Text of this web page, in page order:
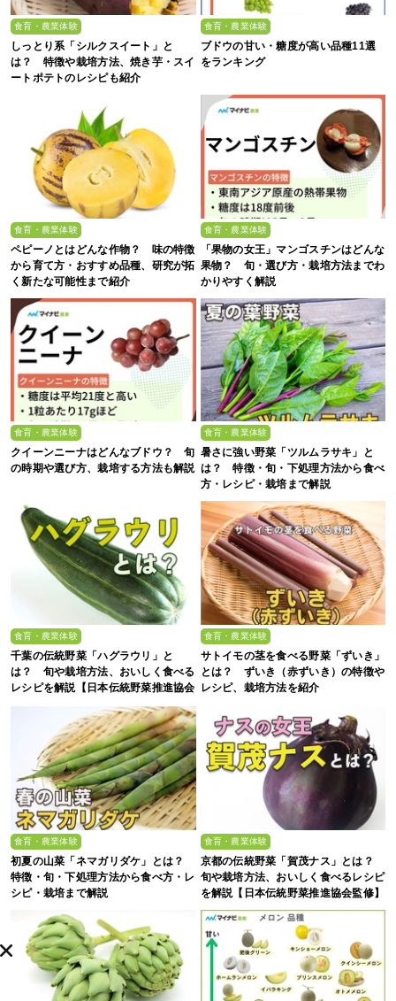
食育・農業体験
しっとり系「シルクスイート」と
は？ 特徴や栽培方法、焼き芋・スイ
ートポテトのレシピも紹介
食育・農業体験
ブドウの甘い・糖度が高い品種11選
をランキング
食育・農業体験
ペピーノとはどんな作物？ 味の特徴
から育て方・おすすめ品種、研究が拓
く新たな可能性まで紹介
食育・農業体験
「果物の女王」マンゴスチンはどんな
果物？ 旬・選び方・栽培方法までわ
かりやすく解説
食育・農業体験
クイーンニーナはどんなブドウ？ 旬
の時期や選び方、栽培する方法も解説
食育・農業体験
暑さに強い野菜「ツルムラサキ」と
は？ 特徴・旬・下処理方法から食べ
方・レシピ・栽培まで解説
食育・農業体験
千葉の伝統野菜「ハグラウリ」と
は？ 旬や栽培方法、おいしく食べる
レシピを解説【日本伝統野菜推進協会
監修】
食育・農業体験
サトイモの茎を食べる野菜「ずいき」
とは？ ずいき（赤ずいき）の特徴や
レシピ、栽培方法を紹介
食育・農業体験
初夏の山菜「ネマガリダケ」とは？
特徴・旬・下処理方法から食べ方・レ
シピ・栽培まで解説
食育・農業体験
京都の伝統野菜「賀茂ナス」とは？
旬や栽培方法、おいしく食べるレシピ
を解説【日本伝統野菜推進協会監修】